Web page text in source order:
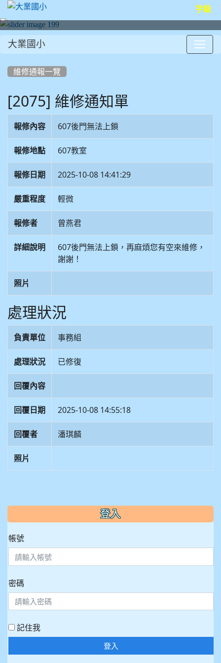
字級
大業國小
維修通報一覽
[2075] 維修通知單
報修內容 607後門無法上鎖
報修地點 607教室
報修日期 2025-10-08 14:41:29
嚴重程度 輕微
報修者 曾燕君
詳細說明
607後門無法上鎖，再麻煩您有空來維修，
謝謝！
照片
處理狀況
負責單位 事務組
處理狀況 已修復
回覆內容
回覆日期 2025-10-08 14:55:18
回覆者 潘琪麟
照片
::: 登入
帳號
密碼
記住我
登入